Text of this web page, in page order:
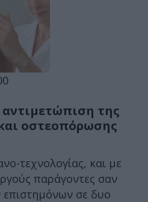
της
οστεοπόρωσης
τεχνολογίας, και με
παράγοντες σαν
σε δυο